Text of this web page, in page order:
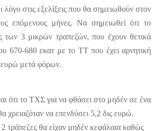
λόγο στις εξελίξεις που θα σημειωθούν στον
επόμενους μήνες. Να σημειωθεί ότι το
των 3 μικρών τραπεζών, που έχουν θετικά
670-680 εκατ με το ΤΤ που έχει αρνητική
μετά φόρων.
ότι το ΤΧΣ για να φθάσει στο μηδέν σε ένα
χρειαζόταν να επενδύσει 5,2 δις ευρώ.
τράπεζες θα είχαν μηδέν κεφάλαια καθώς